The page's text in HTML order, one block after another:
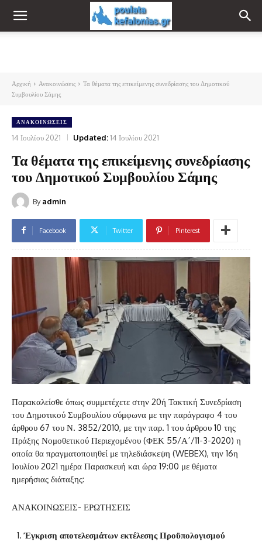
Αρχική Ανακοινώσεις
Τα θέματα της επικείμενης συνεδρίασης του Δημοτικού
Συμβουλίου Σάμης
ΑΝΑΚΟΙΝΏΣΕΙΣ
14 Ιουλίου 2021 Updated:14 Ιουλίου 2021
Τα θέματα της επικείμενης συνεδρίασης
του Δημοτικού Συμβουλίου Σάμης
By admin
Facebook Twitter Pinterest
Παρακαλείσθε όπως συμμετέχετε στην 20ή Τακτική Συνεδρίαση
του Δημοτικού Συμβουλίου σύμφωνα με την παράγραφο 4 του
άρθρου 67 του Ν. 3852/2010, με την παρ. 1 του άρθρου 10 της
Πράξης Νομοθετικού Περιεχομένου (ΦΕΚ 55/Α΄/11-3-2020) η
οποία θα πραγματοποιηθεί με τηλεδιάσκεψη (WEBEX), την 16η
Ιουλίου 2021 ημέρα Παρασκευή και ώρα 19:00 με θέματα
ημερήσιας διάταξης:
ΑΝΑΚΟΙΝΩΣΕΙΣ- ΕΡΩΤΗΣΕΙΣ
Έγκριση αποτελεσμάτων εκτέλεσης Προϋπολογισμού